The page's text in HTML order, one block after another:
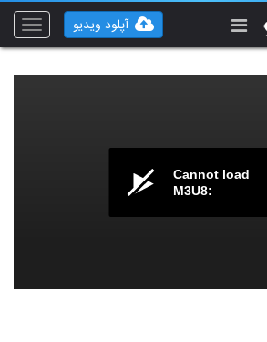
Toggle
آپلود ویدیو
Cannot load
M3U8: